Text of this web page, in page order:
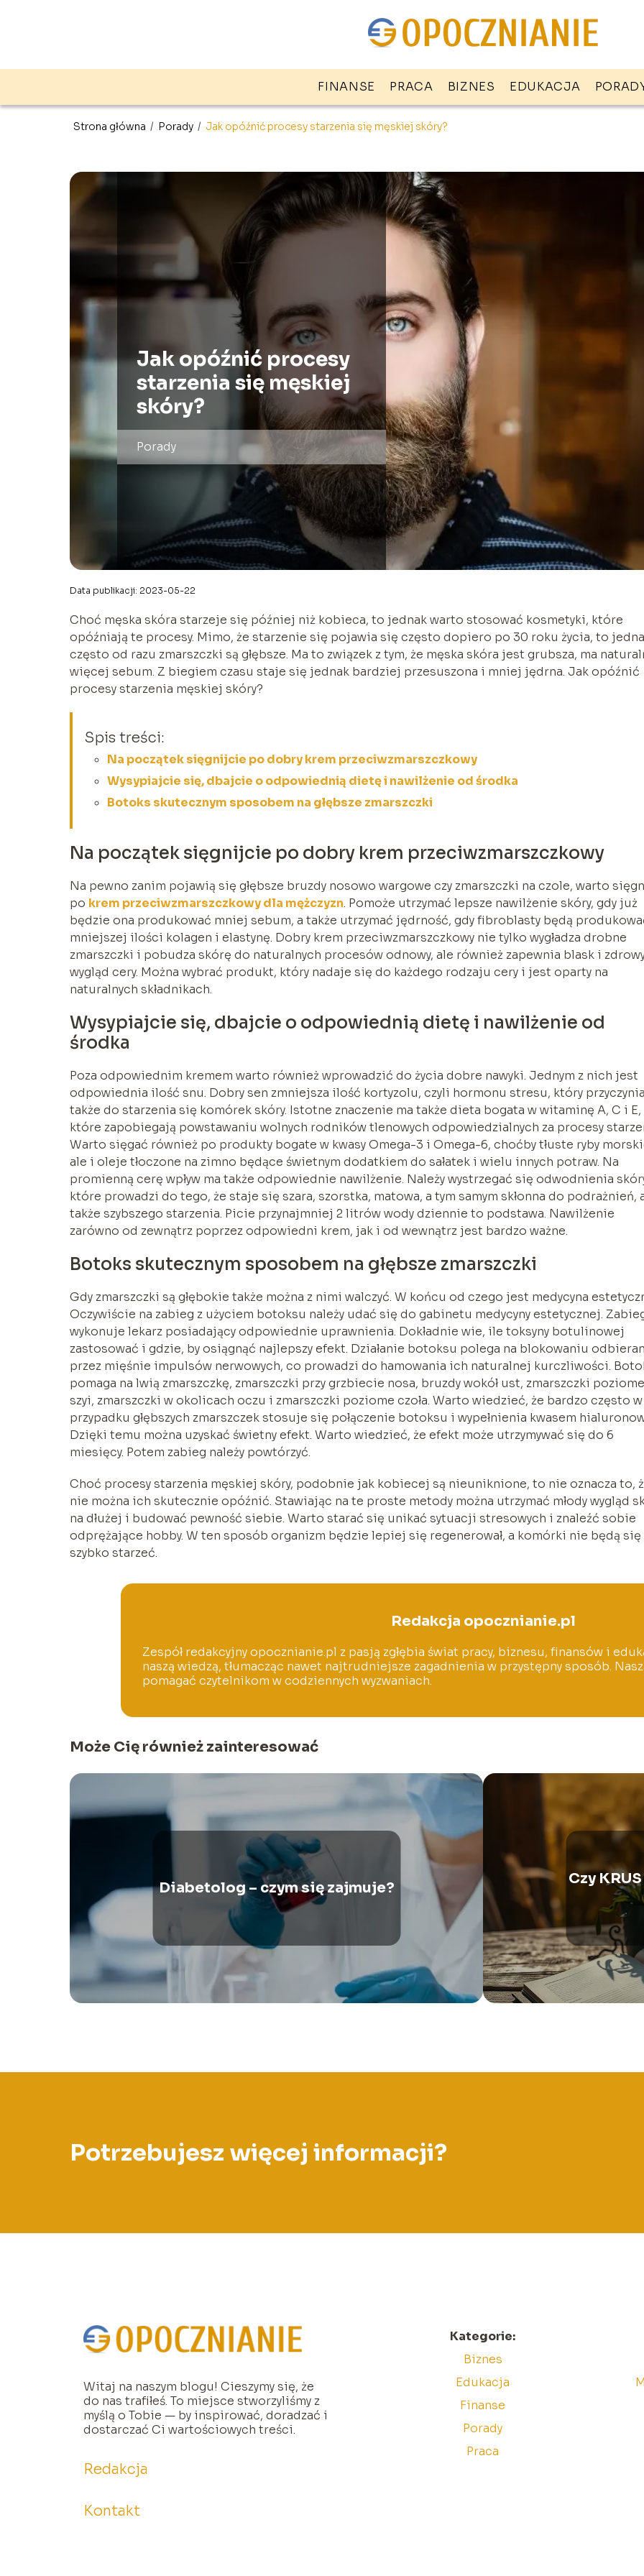
FINANSE PRACA BIZNES EDUKACJA
Strona główna / Porady / Jak opóźnić procesy starzenia się męskiej skóry?
Jak opóźnić procesy
starzenia się męskiej
skóry?
Porady
Data publikacji: 2023-05-22
Choć męska skóra starzeje się później niż kobieca, to jednak warto stosować kosmetyki, które
opóźniają te procesy. Mimo, że starzenie się pojawia się często dopiero po 30 roku życia, to
często od razu zmarszczki są głębsze. Ma to związek z tym, że męska skóra jest grubsza, ma
więcej sebum. Z biegiem czasu staje się jednak bardziej przesuszona i mniej jędrna. Jak opóźnić
procesy starzenia męskiej skóry?
Spis treści:
Na początek sięgnijcie po dobry krem przeciwzmarszczkowy
Wysypiajcie się, dbajcie o odpowiednią dietę i nawilżenie od środka
Botoks skutecznym sposobem na głębsze zmarszczki
Na początek sięgnijcie po dobry krem przeciwzmarszczkowy
Na pewno zanim pojawią się głębsze bruzdy nosowo wargowe czy zmarszczki na czole, warto
po krem przeciwzmarszczkowy dla mężczyzn. Pomoże utrzymać lepsze nawilżenie skóry, gdy już
będzie ona produkować mniej sebum, a także utrzymać jędrność, gdy fibroblasty będą
mniejszej ilości kolagen i elastynę. Dobry krem przeciwzmarszczkowy nie tylko wygładza drobne
zmarszczki i pobudza skórę do naturalnych procesów odnowy, ale również zapewnia blask i
wygląd cery. Można wybrać produkt, który nadaje się do każdego rodzaju cery i jest oparty na
naturalnych składnikach.
Wysypiajcie się, dbajcie o odpowiednią dietę i nawilżenie od
środka
Poza odpowiednim kremem warto również wprowadzić do życia dobre nawyki. Jednym z nich jest
odpowiednia ilość snu. Dobry sen zmniejsza ilość kortyzolu, czyli hormonu stresu, który
także do starzenia się komórek skóry. Istotne znaczenie ma także dieta bogata w witaminę A, C i E,
które zapobiegają powstawaniu wolnych rodników tlenowych odpowiedzialnych za procesy
Warto sięgać również po produkty bogate w kwasy Omega-3 i Omega-6, choćby tłuste ryby
ale i oleje tłoczone na zimno będące świetnym dodatkiem do sałatek i wielu innych potraw. Na
promienną cerę wpływ ma także odpowiednie nawilżenie. Należy wystrzegać się odwodnienia
które prowadzi do tego, że staje się szara, szorstka, matowa, a tym samym skłonna do podrażnień,
także szybszego starzenia. Picie przynajmniej 2 litrów wody dziennie to podstawa. Nawilżenie
zarówno od zewnątrz poprzez odpowiedni krem, jak i od wewnątrz jest bardzo ważne.
Botoks skutecznym sposobem na głębsze zmarszczki
Gdy zmarszczki są głębokie także można z nimi walczyć. W końcu od czego jest medycyna
Oczywiście na zabieg z użyciem botoksu należy udać się do gabinetu medycyny estetycznej.
wykonuje lekarz posiadający odpowiednie uprawnienia. Dokładnie wie, ile toksyny botulinowej
zastosować i gdzie, by osiągnąć najlepszy efekt. Działanie botoksu polega na blokowaniu
przez mięśnie impulsów nerwowych, co prowadzi do hamowania ich naturalnej kurczliwości.
pomaga na lwią zmarszczkę, zmarszczki przy grzbiecie nosa, bruzdy wokół ust, zmarszczki poziome
szyi, zmarszczki w okolicach oczu i zmarszczki poziome czoła. Warto wiedzieć, że bardzo często w
przypadku głębszych zmarszczek stosuje się połączenie botoksu i wypełnienia kwasem
Dzięki temu można uzyskać świetny efekt. Warto wiedzieć, że efekt może utrzymywać się do 6
miesięcy. Potem zabieg należy powtórzyć.
Choć procesy starzenia męskiej skóry, podobnie jak kobiecej są nieuniknione, to nie oznacza to,
nie można ich skutecznie opóźnić. Stawiając na te proste metody można utrzymać młody wygląd
na dłużej i budować pewność siebie. Warto starać się unikać sytuacji stresowych i znaleźć sobie
odprężające hobby. W ten sposób organizm będzie lepiej się regenerował, a komórki nie będą się
szybko starzeć.
Redakcja opocznianie.pl
Zespół redakcyjny opocznianie.pl z pasją zgłębia świat pracy, biznesu, finansów i
naszą wiedzą, tłumacząc nawet najtrudniejsze zagadnienia w przystępny sposób.
pomagać czytelnikom w codziennych wyzwaniach.
Może Cię również zainteresować
Diabetolog – czym się zajmuje?
Czy
Potrzebujesz więcej informacji?
Witaj na naszym blogu! Cieszymy się, że
do nas trafiłeś. To miejsce stworzyliśmy z
myślą o Tobie — by inspirować, doradzać i
dostarczać Ci wartościowych treści.
Redakcja
Kontakt
Kategorie:
Biznes
Edukacja
Finanse
Porady
Praca